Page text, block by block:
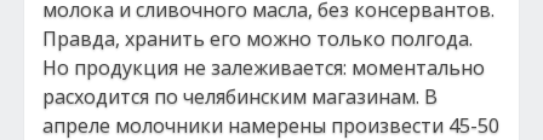
молока и сливочного масла, без консервантов.
Правда, хранить его можно только полгода.
Но продукция не залеживается: моментально
расходится по челябинским магазинам. В
апреле молочники намерены произвести 45-50